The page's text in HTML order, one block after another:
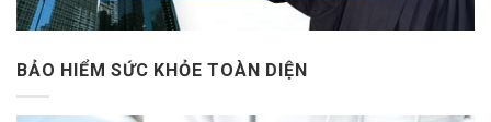
BẢO HIỂM SỨC KHỎE TOÀN DIỆN